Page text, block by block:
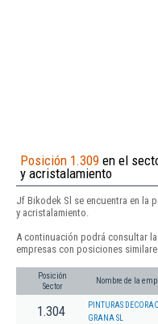
Posición 1.309 en el
y acristalamiento
Jf Bikodek Sl se encuentra en la
y acristalamiento.
A continuación podrá consultar
empresas con posiciones
Posición
Sector
Nombre de la
1.304
PINTURAS
GRANA SL